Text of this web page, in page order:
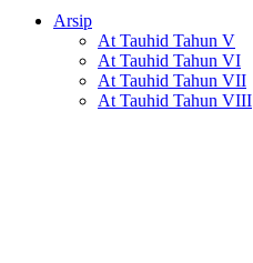
Arsip
At Tauhid Tahun V
At Tauhid Tahun VI
At Tauhid Tahun VII
At Tauhid Tahun VIII